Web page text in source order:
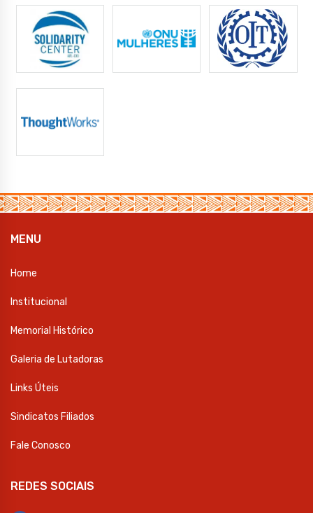
MENU
Home
Institucional
Memorial Histórico
Galeria de Lutadoras
Links Úteis
Sindicatos Filiados
Fale Conosco
REDES SOCIAIS